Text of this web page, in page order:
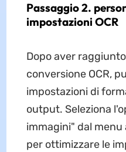
Passaggio 2.
impostazioni OCR
Dopo aver
conversione OCR,
impostazioni di
output. Seleziona
immagini" dal menu
per ottimizzare le